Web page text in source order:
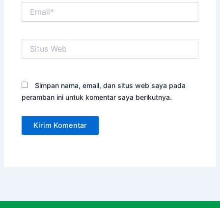
Web
Simpan nama, email, dan situs web saya pada
peramban ini untuk komentar saya berikutnya.